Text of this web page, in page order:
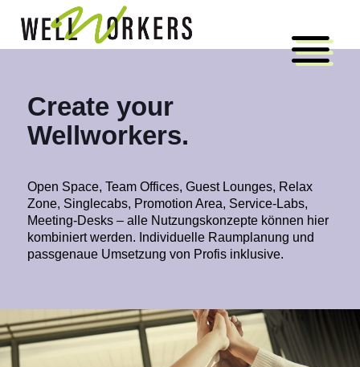
Create your
Wellworkers.
Open Space, Team Offices, Guest Lounges, Relax
Zone, Singlecabs, Promotion Area, Service-Labs,
Meeting-Desks – alle Nutzungskonzepte können hier
kombiniert werden. Individuelle Raumplanung und
passgenaue Umsetzung von Profis inklusive.